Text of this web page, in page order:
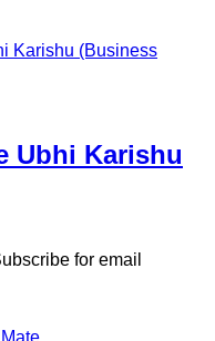
Ubhi Karishu
for email